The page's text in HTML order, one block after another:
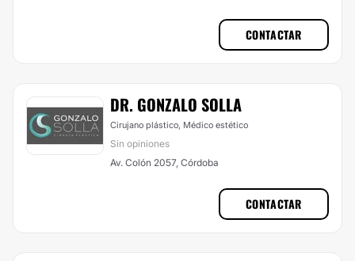
CONTACTAR
DR. GONZALO SOLLA
Cirujano plástico, Médico estético
Sin opiniones
Av. Colón 2057, Córdoba
CONTACTAR